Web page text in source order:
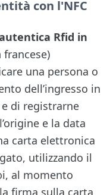
con l'NFC
Rfid in
francese)
una persona o
dell’ingresso in
di registrarne
e la data
carta elettronica
utilizzando il
al momento
firma sulla carta